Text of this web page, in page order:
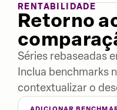
RENTABILIDADE
Retorno
Séries rebaseadas
Inclua benchmarks
contextualizar o